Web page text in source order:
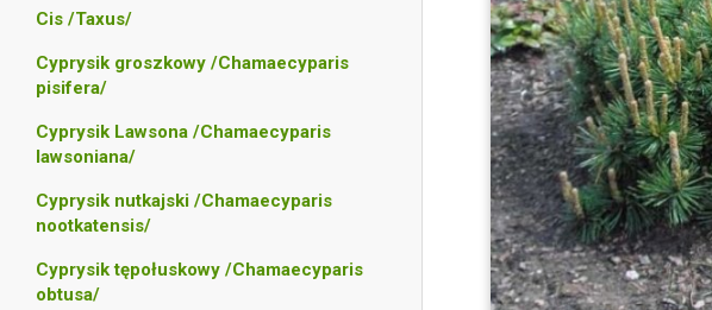
Cis /Taxus/
Cyprysik groszkowy /Chamaecyparis
pisifera/
Cyprysik Lawsona /Chamaecyparis
lawsoniana/
Cyprysik nutkajski /Chamaecyparis
nootkatensis/
Cyprysik tępołuskowy /Chamaecyparis
obtusa/